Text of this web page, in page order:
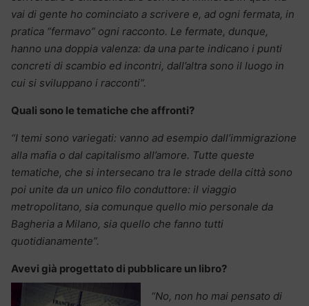
vai di gente ho cominciato a scrivere e, ad ogni fermata, in
pratica “fermavo” ogni racconto. Le fermate, dunque,
hanno una doppia valenza: da una parte indicano i punti
concreti di scambio ed incontri, dall’altra sono il luogo in
cui si sviluppano i racconti”.
Quali sono le tematiche che affronti?
“I temi sono variegati: vanno ad esempio dall’immigrazione
alla mafia o dal capitalismo all’amore. Tutte queste
tematiche, che si intersecano tra le strade della città sono
poi unite da un unico filo conduttore: il viaggio
metropolitano, sia comunque quello mio personale da
Bagheria a Milano, sia quello che fanno tutti
quotidianamente”.
Avevi già progettato di pubblicare un libro?
“No, non ho mai pensato di